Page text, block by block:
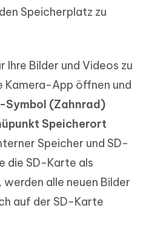
Speicherplatz zu
Ihre Bilder und Videos zu
Kamera-App öffnen und
Symbol (Zahnrad)
Speicherort
Speicher und SD-
die SD-Karte als
alle neuen Bilder
auf der SD-Karte